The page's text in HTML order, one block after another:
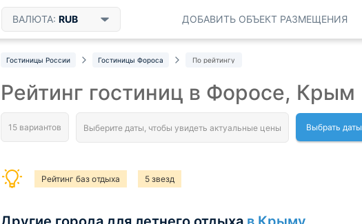
ВАЛЮТА: RUB ДОБАВИТЬ ОБЪЕКТ РАЗМЕЩЕНИЯ
Гостиницы России Гостиницы Фороса По рейтингу
Рейтинг гостиниц в Форосе, Крым
Выбрать даты
Рейтинг баз отдыха 5 звезд